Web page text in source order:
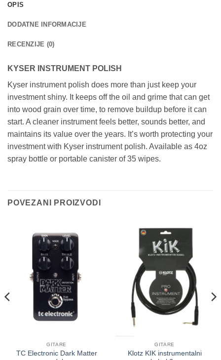
OPIS
DODATNE INFORMACIJE
RECENZIJE (0)
KYSER INSTRUMENT POLISH
Kyser instrument polish does more than just keep your
investment shiny. It keeps off the oil and grime that can get
into wood grain over time, to remove buildup before it can
start. A cleaner instrument feels better, sounds better, and
maintains its value over the years. It’s worth protecting your
investment with Kyser instrument polish. Available as 4oz
spray bottle or portable canister of 35 wipes.
POVEZANI PROIZVODI
GITARE
TC Electronic Dark Matter
GITARE
Klotz KIK instrumentalni